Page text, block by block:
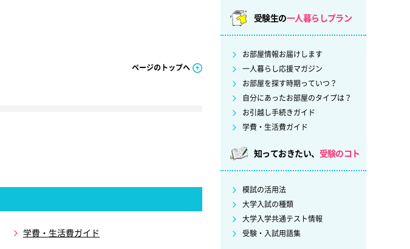
ページのトップへ
学費・生活費ガイド
受験生の一人暮らしプラン
お部屋情報お届けします
一人暮らし応援マガジン
お部屋を探す時期っていつ？
自分にあったお部屋のタイプは？
お引越し手続きガイド
学費・生活費ガイド
知っておきたい、 受験のコト
模試の活用法
大学入試の種類
大学入学共通テスト情報
受験・入試用語集